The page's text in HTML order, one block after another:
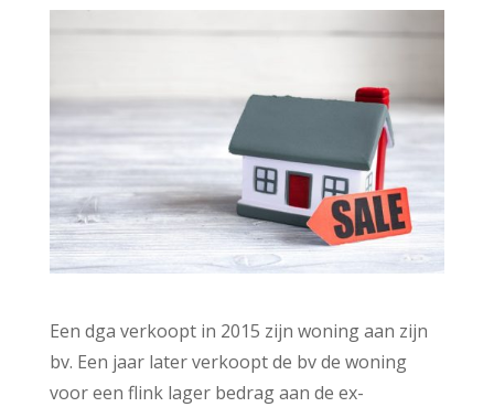
Een dga verkoopt in 2015 zijn woning aan zijn
bv. Een jaar later verkoopt de bv de woning
voor een flink lager bedrag aan de ex-